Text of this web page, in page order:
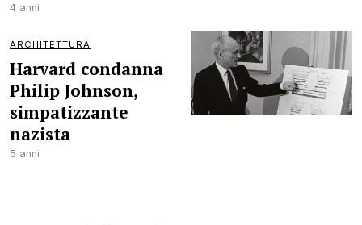
4 anni
ARCHITETTURA
Harvard condanna
Philip Johnson,
simpatizzante
nazista
5 anni